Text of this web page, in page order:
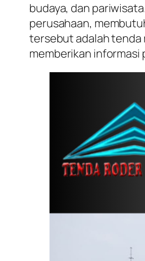
budaya, dan
perusahaan,
tersebut adalah tenda
memberikan